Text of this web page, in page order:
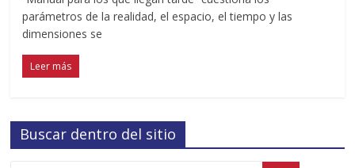
parámetros de la realidad, el espacio, el tiempo y las
dimensiones se
Leer más
Buscar dentro del sitio